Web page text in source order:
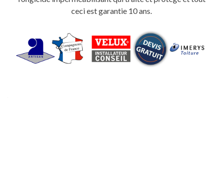
ceci est garantie 10 ans.